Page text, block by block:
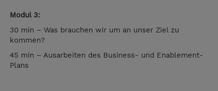
Modul 3:
30 min – Was brauchen wir um an unser Ziel zu
kommen?
45 min – Ausarbeiten des Business- und Enablement-
Plans